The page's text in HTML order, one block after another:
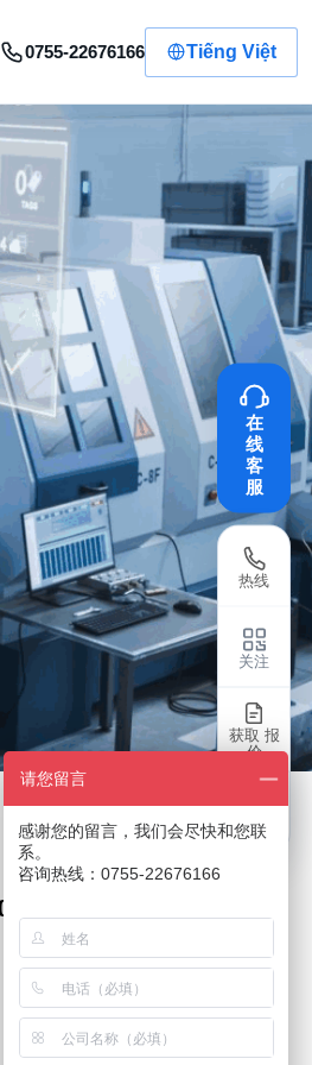
的值
0755-22676166 Tiếng Việt
在
线
客
服
热线
关注
获取 报
价
返回
请您留言
感谢您的留言，我们会尽快和您联
系。
咨询热线：0755-22676166